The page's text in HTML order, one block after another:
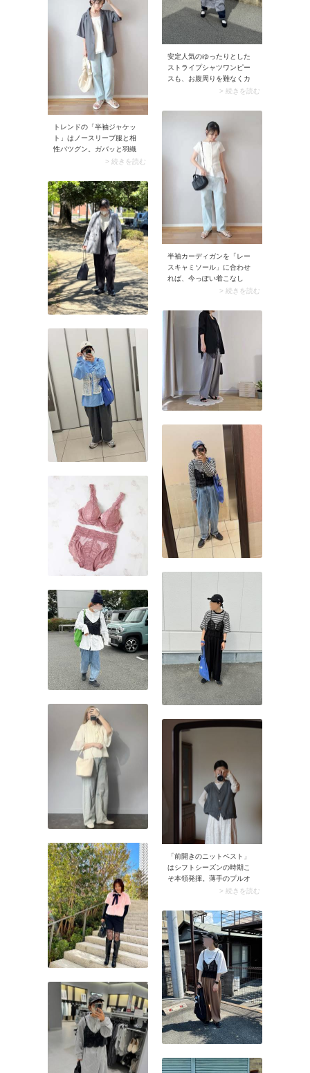
安定人気のゆったりとした
ストライプシャツワンピー
スも、お腹周りを難なくカ
バーできるのが魅力。1枚で
しく黒のレースキャミソー
ルなど甘めアイテムとレイ
ヤードするのもおすすめ。
キャミソールはショート丈
を選ぶとスタイルアップ効
果が狙えますよ。
> 続きを読む
トレンドの「半袖ジャケッ
ト」はノースリーブ服と相
性バツグン。ガバッと羽織
るだけで二の腕をすっぽり
タイルに決まります。
> 続きを読む
半袖カーディガンを「レー
スキャミソール」に合わせ
れば、今っぽい着こなし
に。1枚で着るにはハードル
も、半袖カーディガンを羽
織ればタウンユースしやす
くなります。その際キャミ
ソールとカーディガンを同
じ色で揃えるのがおすす
め。統一感が生まれて、コ
ーデがスッキリまとまりま
す。
> 続きを読む
「前開きのニットベスト」
はシフトシーズンの時期こ
そ本領発揮。薄手のプルオ
ーバーに羽織ればほっこり
しに。気温調節できるおし
ゃれなスタイリングが楽し
めます。
> 続きを読む